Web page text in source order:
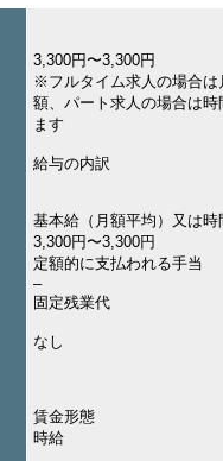
3,300円〜3,300円
※フルタイム求人の場合は
額、パート求人の場合は
ます
給与の内訳
基本給（月額平均）又は時
3,300円〜3,300円
定額的に支払われる手当
–
固定残業代
なし
賃金形態
時給